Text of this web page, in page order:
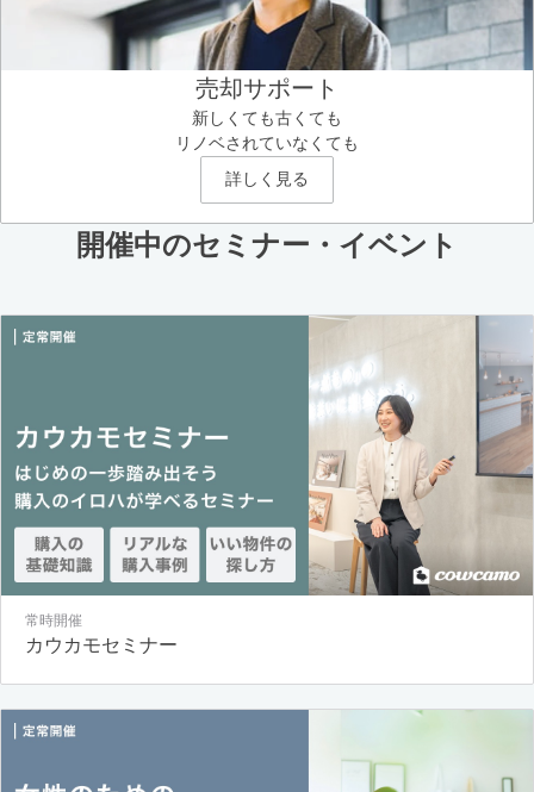
売却サポート
新しくても古くても
リノベされていなくても
詳しく見る
開催中のセミナー・イベント
常時開催
カウカモセミナー